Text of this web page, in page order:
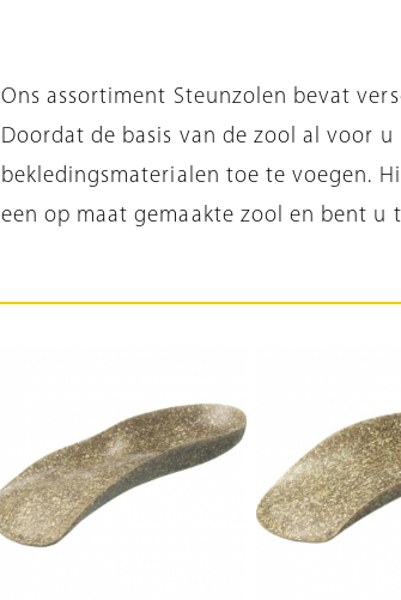
Ons assortiment Steunzolen bevat
Doordat de basis van de zool al voor
bekledingsmaterialen toe te voegen.
een op maat gemaakte zool en bent u